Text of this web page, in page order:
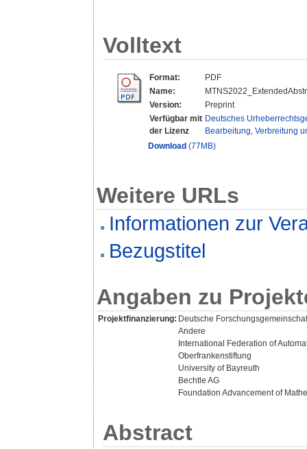
Volltext
Format:
PDF
Name:
Version:
Preprint
Verfügbar mit
der Lizenz
Deutsches
Bearbeitung, Verbreitung
Download (77MB)
Weitere URLs
Informationen zur
Bezugstitel
Angaben zu
Projektfinanzierung: Deutsche
Andere
International Federation of
Oberfrankenstiftung
University of Bayreuth
Bechtle AG
Foundation Advancement of
Abstract